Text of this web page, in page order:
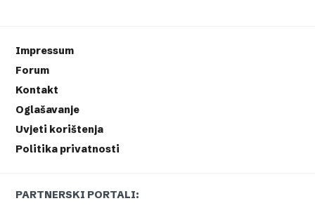
Impressum
Forum
Kontakt
Oglašavanje
Uvjeti korištenja
Politika privatnosti
PARTNERSKI PORTALI: